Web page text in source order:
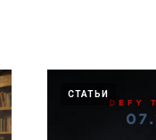
СТАТЬИ